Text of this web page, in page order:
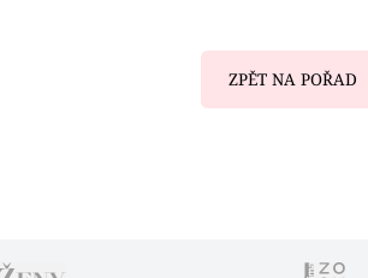
ZPĚT NA POŘAD